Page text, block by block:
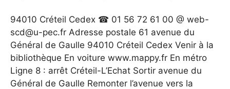
94010 Créteil Cedex ☎ 01 56 72 61 00 @ web-
scd@u-pec.fr Adresse postale 61 avenue du
Général de Gaulle 94010 Créteil Cedex Venir à la
bibliothèque En voiture www.mappy.fr En métro
Ligne 8 : arrêt Créteil-L’Echat Sortir avenue du
Général de Gaulle Remonter l’avenue vers la